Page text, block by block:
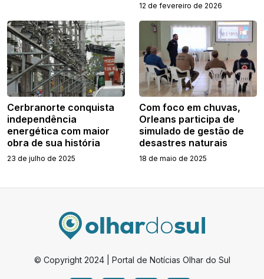
12 de fevereiro de 2026
Cerbranorte conquista
independência
energética com maior
obra de sua história
23 de julho de 2025
Com foco em chuvas,
Orleans participa de
simulado de gestão de
desastres naturais
18 de maio de 2025
© Copyright 2024 | Portal de Notícias Olhar do Sul